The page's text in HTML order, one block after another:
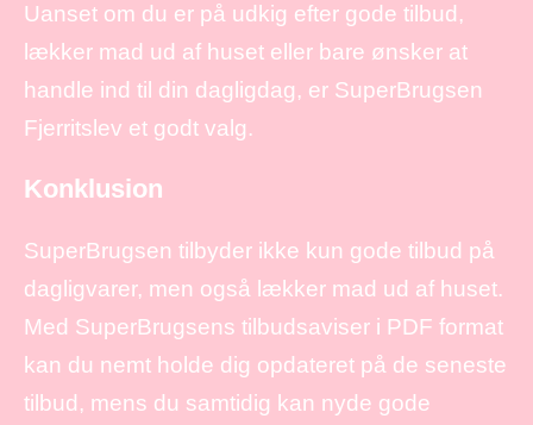
Uanset om du er på udkig efter gode tilbud,
lækker mad ud af huset eller bare ønsker at
handle ind til din dagligdag, er SuperBrugsen
Fjerritslev et godt valg.
Konklusion
SuperBrugsen tilbyder ikke kun gode tilbud på
dagligvarer, men også lækker mad ud af huset.
Med SuperBrugsens tilbudsaviser i PDF format
kan du nemt holde dig opdateret på de seneste
tilbud, mens du samtidig kan nyde gode